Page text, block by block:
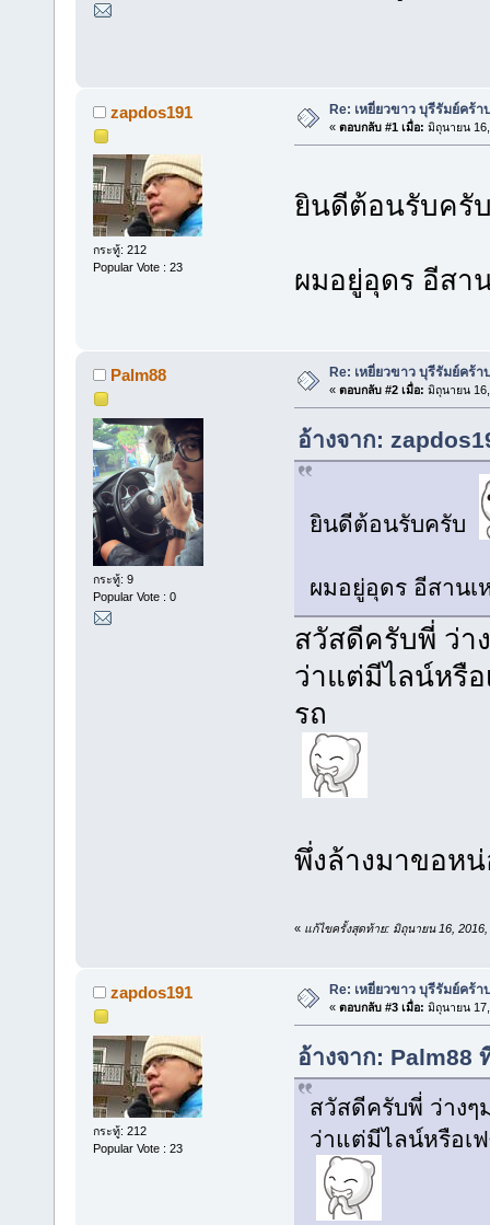
zapdos191
กระทู้: 212
Popular Vote : 23
Re: เหยี่ยวขาว บุรีรัมย์คร้า
« ตอบกลับ #1 เมื่อ: มิถุนายน
ยินดีต้อนรับค
ผมอยู่อุดร อีสา
Palm88
กระทู้: 9
Popular Vote : 0
Re: เหยี่ยวขาว บุรีรัมย์คร้า
« ตอบกลับ #2 เมื่อ: มิถุนายน
อ้างจาก:
ยินดีต้อนรับครับ
ผมอยู่อุดร อีสาน
สวัสดีครับพี่ ว่า
ว่าแต่มีไลน์หรือ
รถ
พึ่งล้างมาขอห
« แก้ไขครั้งสุดท้าย: มิถุนายน 16,
zapdos191
กระทู้: 212
Popular Vote : 23
Re: เหยี่ยวขาว บุรีรัมย์คร้า
« ตอบกลับ #3 เมื่อ: มิถุนายน
อ้างจาก: Palm88
สวัสดีครับพี่ ว่างๆ
ว่าแต่มีไลน์หรือเ